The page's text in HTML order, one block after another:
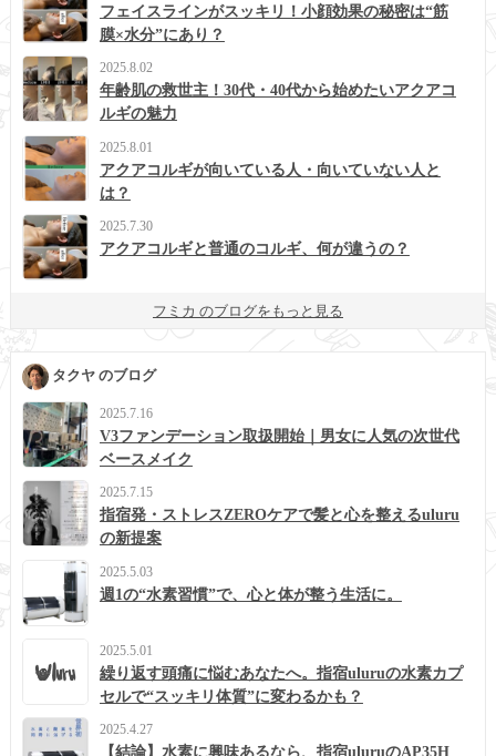
フェイスラインがスッキリ！小顔効果の秘密は“筋
膜×水分”にあり？
2025.8.02
年齢肌の救世主！30代・40代から始めたいアクアコ
ルギの魅力
2025.8.01
アクアコルギが向いている人・向いていない人と
は？
2025.7.30
アクアコルギと普通のコルギ、何が違うの？
フミカ のブログをもっと見る
タクヤ のブログ
2025.7.16
V3ファンデーション取扱開始｜男女に人気の次世代
ベースメイク
2025.7.15
指宿発・ストレスZEROケアで髪と心を整えるuluru
の新提案
2025.5.03
週1の“水素習慣”で、心と体が整う生活に。
2025.5.01
繰り返す頭痛に悩むあなたへ。指宿uluruの水素カプ
セルで“スッキリ体質”に変わるかも？
2025.4.27
【結論】水素に興味あるなら、指宿uluruのAP35H